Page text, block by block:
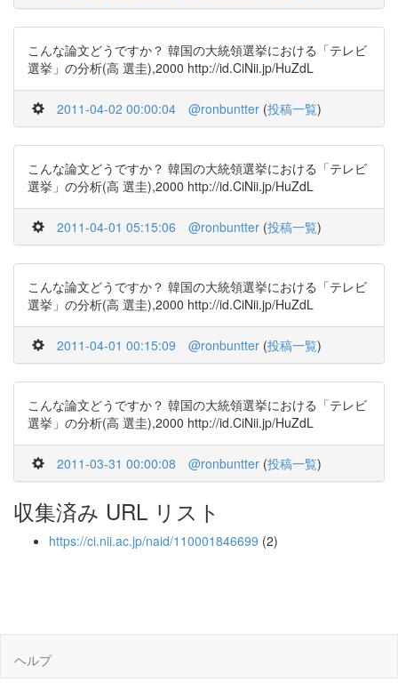
こんな論文どうですか？ 韓国の大統領選挙における「テレビ
選挙」の分析(高 選圭),2000 http://id.CiNii.jp/HuZdL
2011-04-02 00:00:04 @ronbuntter (投稿一覧)
こんな論文どうですか？ 韓国の大統領選挙における「テレビ
選挙」の分析(高 選圭),2000 http://id.CiNii.jp/HuZdL
2011-04-01 05:15:06 @ronbuntter (投稿一覧)
こんな論文どうですか？ 韓国の大統領選挙における「テレビ
選挙」の分析(高 選圭),2000 http://id.CiNii.jp/HuZdL
2011-04-01 00:15:09 @ronbuntter (投稿一覧)
こんな論文どうですか？ 韓国の大統領選挙における「テレビ
選挙」の分析(高 選圭),2000 http://id.CiNii.jp/HuZdL
2011-03-31 00:00:08 @ronbuntter (投稿一覧)
収集済み URL リスト
https://ci.nii.ac.jp/naid/110001846699 (2)
ヘルプ